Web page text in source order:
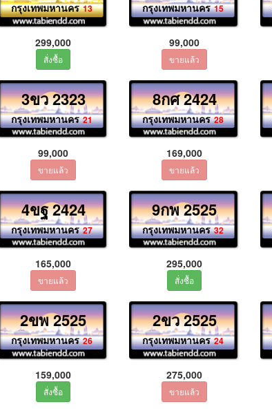
กรุงเทพมหานคร 13
299,000
กรุงเทพมหานคร 15
99,000
3ขว 2323
กรุงเทพมหานคร 21
99,000
8กศ 2424
กรุงเทพมหานคร 28
169,000
4ขฐ 2424
กรุงเทพมหานคร 27
165,000
9กพ 2525
กรุงเทพมหานคร 32
295,000
2ขพ 2525
กรุงเทพมหานคร 26
159,000
2ขว 2525
กรุงเทพมหานคร 24
275,000